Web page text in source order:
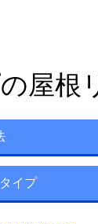
屋根
イプ